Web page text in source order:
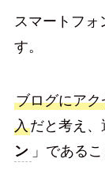
スマートフォ
す。
ブログにア
入だと考え、
ン 」である